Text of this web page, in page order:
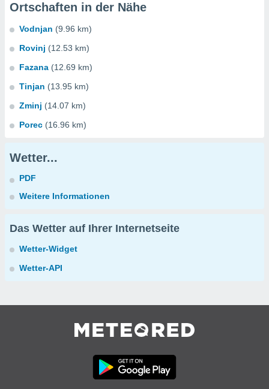
Ortschaften in der Nähe
Vodnjan (9.96 km)
Rovinj (12.53 km)
Fazana (12.69 km)
Tinjan (13.95 km)
Zminj (14.07 km)
Porec (16.96 km)
Wetter...
PDF
Weitere Informationen
Das Wetter auf Ihrer Internetseite
Wetter-Widget
Wetter-API